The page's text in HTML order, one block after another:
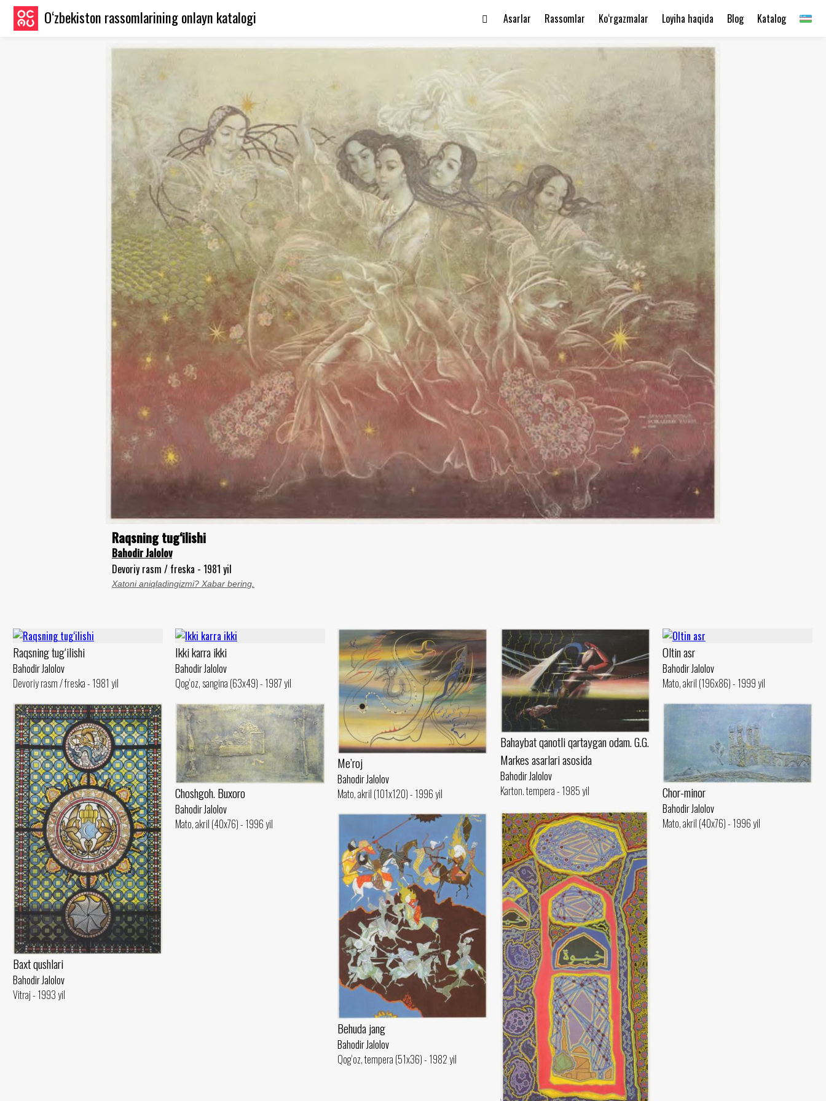
O‘zbekiston rassomlarining onlayn katalogi Katalog
Blog
Loyiha haqida
Ko‘rgazmalar
Rassomlar
Asarlar
Raqsning tug‘ilishi
Bahodir Jalolov
Devoriy rasm / freska - 1981 yil
Xatoni aniqladingizmi? Xabar bering.
Raqsning tug‘ilishi
Bahodir Jalolov
Devoriy rasm / freska - 1981 yil
Ikki karra ikki
Bahodir Jalolov
Qog‘oz, sangina (63x49) - 1987 yil
Me’roj
Bahodir Jalolov
Mato, akril (101x120) - 1996 yil
Bahaybat qanotli qartaygan odam. G.G.
Markes asarlari asosida
Bahodir Jalolov
Karton. tempera - 1985 yil
Oltin asr
Bahodir Jalolov
Mato, akril (196x86) - 1999 yil
Baxt qushlari
Bahodir Jalolov
Vitraj - 1993 yil
Choshgoh. Buxoro
Bahodir Jalolov
Mato, akril (40x76) - 1996 yil
Chor-minor
Bahodir Jalolov
Mato, akril (40x76) - 1996 yil
Behuda jang
Bahodir Jalolov
Qog‘oz, tempera (51x36) - 1982 yil